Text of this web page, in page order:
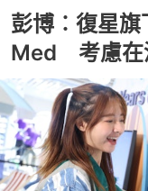
彭博︰復星
Med 考慮在